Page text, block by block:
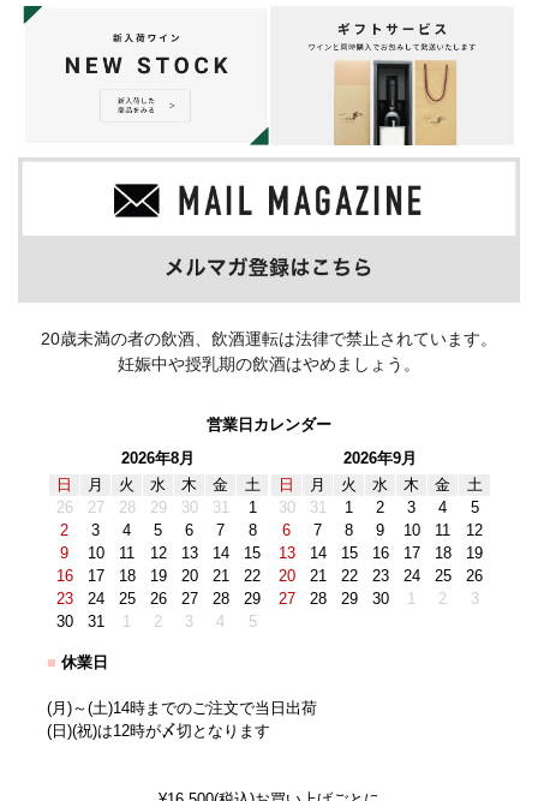
20歳未満の者の飲酒、飲酒運転は法律で禁止されています。
妊娠中や授乳期の飲酒はやめましょう。
営業日カレンダー
2026年8月
日
月 火 水 木 金
土
26
27 28 29 30 31
1
2
3 4 5 6 7
8
9
10 11 12 13 14
15
16
17 18 19 20 21
22
23
24 25 26 27 28
29
30
31 1 2 3 4 5
2026年9月
日
月 火 水 木 金
土
30
31 1 2 3 4
5
6
7 8 9 10 11
12
13
14 15 16 17 18
19
20
21 22 23 24 25
26
27
28 29 30 1 2 3
■ 休業日
(月)～(土)14時までのご注文で当日出荷
(日)(祝)は12時が〆切となります